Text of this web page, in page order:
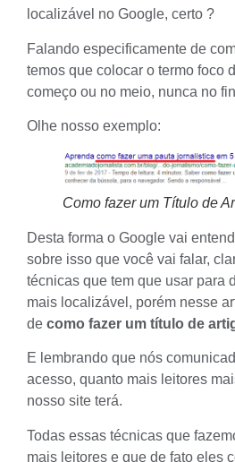
localizável no Google, certo ?
Falando especificamente de
temos que colocar o termo foco
começo ou no meio, nunca no
Olhe nosso exemplo:
Como fazer um Título de
Desta forma o Google vai
sobre isso que você vai falar,
técnicas que tem que usar para
mais localizável, porém nesse
de como fazer um título de
E lembrando que nós
acesso, quanto mais leitores
nosso site terá.
Todas essas técnicas que
mais leitores e que de fato eles